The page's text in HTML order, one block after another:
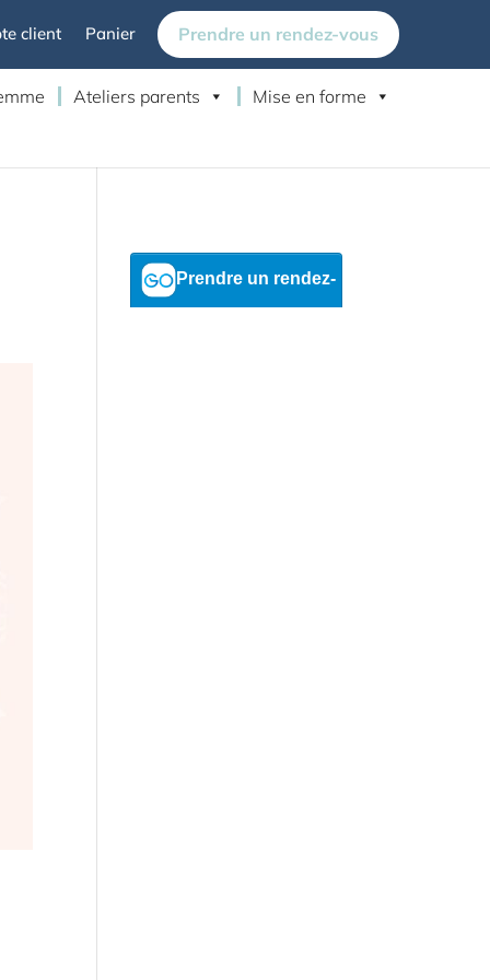
client Panier Prendre un rendez-vous
Ateliers parents
Mise en forme